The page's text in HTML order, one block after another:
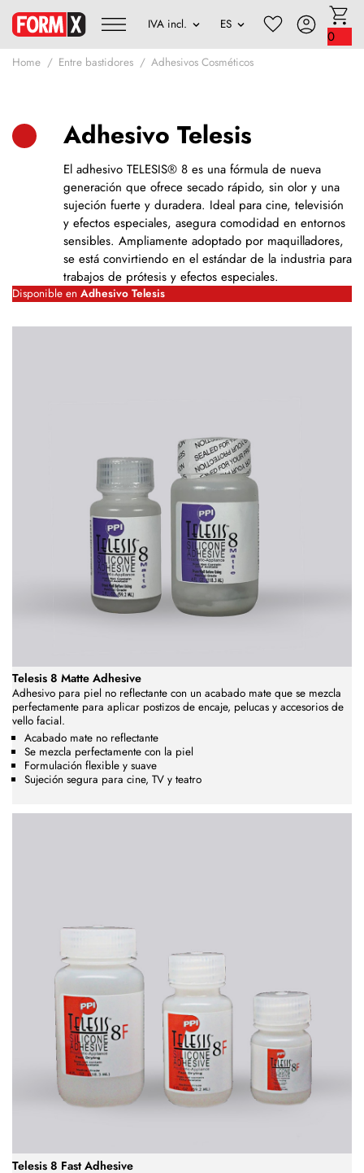
0
Home Entre bastidores Adhesivos Cosméticos
Adhesivo Telesis
El adhesivo TELESIS® 8 es una fórmula de nueva
generación que ofrece secado rápido, sin olor y una
sujeción fuerte y duradera. Ideal para cine, televisión
y efectos especiales, asegura comodidad en entornos
sensibles. Ampliamente adoptado por maquilladores,
se está convirtiendo en el estándar de la industria para
trabajos de prótesis y efectos especiales.
Disponible en Adhesivo Telesis
Telesis 8 Matte Adhesive
Adhesivo para piel no reflectante con un acabado mate que se mezcla
perfectamente para aplicar postizos de encaje, pelucas y accesorios de
vello facial.
Acabado mate no reflectante
Se mezcla perfectamente con la piel
Formulación flexible y suave
Sujeción segura para cine, TV y teatro
Telesis 8 Fast Adhesive